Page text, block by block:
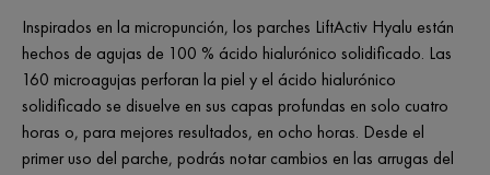
Inspirados en la micropunción, los parches LiftActiv Hyalu están
hechos de agujas de 100 % ácido hialurónico solidificado. Las
160 microagujas perforan la piel y el ácido hialurónico
solidificado se disuelve en sus capas profundas en solo cuatro
horas o, para mejores resultados, en ocho horas. Desde el
primer uso del parche, podrás notar cambios en las arrugas del